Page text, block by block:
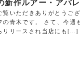
新作ルアー・アパレ
覧いただきありがとうご
の青木です。 さて、今週
リリースされ当店にも[...]